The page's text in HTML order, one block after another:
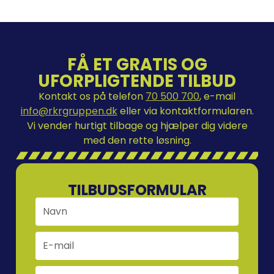
FÅ ET GRATIS OG
UFORPLIGTENDE TILBUD
Kontakt os på telefon 70 500 700, e-mail
info@rkrgruppen.dkeller via kontaktformularen.
Vi vender hurtigt tilbage og hjælper dig videre
med den rette løsning.
TILBUDSFORMULAR